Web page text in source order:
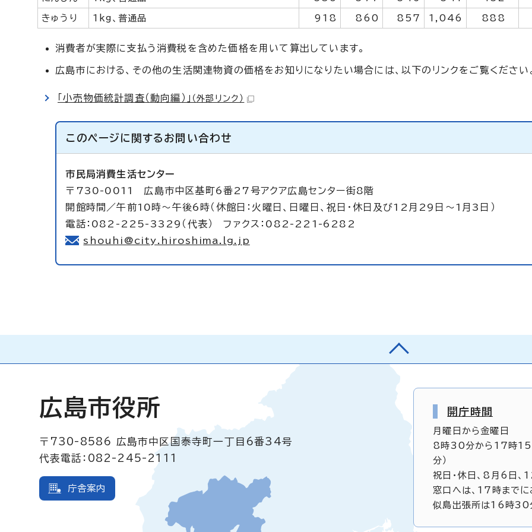
きゅうり 1kg、普通品 918 860 857 1,046 888
消費者が実際に支払う消費税を含めた価格を用いて算出しています。
広島市における、その他の生活関連物資の価格をお知りになりたい場合には、以下のリンクをご覧ください
「小売物価統計調査（動向編）」 （外部リンク）
このページに関する お問い合わせ
市民局消費生活センター
〒730-0011 広島市中区基町6番27号アクア広島センター街8階
開館時間／午前10時～午後6時（休館日：火曜日、日曜日、祝日・休日及び12月29日～1月3日）
電話：082-225-3329（代表） ファクス：082-221-6282
shouhi@city.hiroshima.lg.jp
広島市役所
〒730-8586
広島市中区国泰寺町一丁目6番34号
代表電話：082-245-2111
庁舎案内
開庁時間
月曜日から金曜日
8時30分から17時15
分）
祝日・休日、8月6日
窓口へは、17時までに
似島出張所は16時30